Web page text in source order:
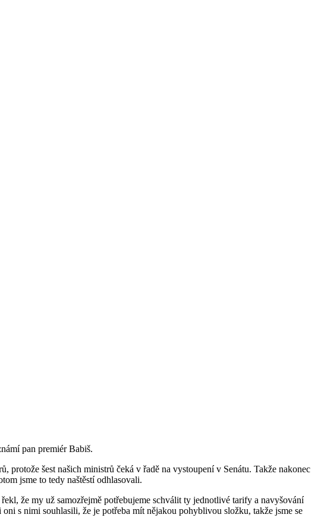
pan premiér Babiš.
protože šest našich ministrů čeká v řadě na vystoupení v Senátu. Takže nakonec
jsme to tedy naštěstí odhlasovali.
že my už samozřejmě potřebujeme schválit ty jednotlivé tarify a navyšování
s nimi souhlasili, že je potřeba mít nějakou pohyblivou složku, takže jsme se